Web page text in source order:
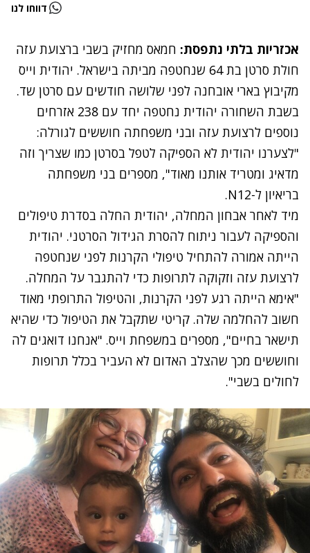
דווחו לנו
אכזריות בלתי נתפסת: חמאס מחזיק בשבי ברצועת עזה
חולת סרטן בת 64 שנחטפה מביתה בישראל. יהודית וייס
מקיבוץ בארי אובחנה לפני שלושה חודשים עם סרטן שד.
בשבת השחורה יהודית נחטפה יחד עם 238 אזרחים
נוספים לרצועת עזה ובני משפחתה חוששים לגורלה:
"לצערנו יהודית לא הספיקה לטפל בסרטן כמו שצריך וזה
מדאיג ומטריד אותנו מאוד", מספרים בני משפחתה
בריאיון ל-N12.
מיד לאחר אבחון המחלה, יהודית החלה בסדרת טיפולים
והספיקה לעבור ניתוח להסרת הגידול הסרטני. יהודית
הייתה אמורה להתחיל טיפולי הקרנות לפני שנחטפה
לרצועת עזה וזקוקה לתרופות כדי להתגבר על המחלה.
"אימא הייתה רגע לפני הקרנות, והטיפול התרופתי מאוד
חשוב להחלמה שלה. קריטי שתקבל את הטיפול כדי שהיא
תישאר בחיים", מספרים במשפחת וייס. "אנחנו דואגים לה
וחוששים מכך שהצלב האדום לא העביר בכלל תרופות
לחולים בשבי".